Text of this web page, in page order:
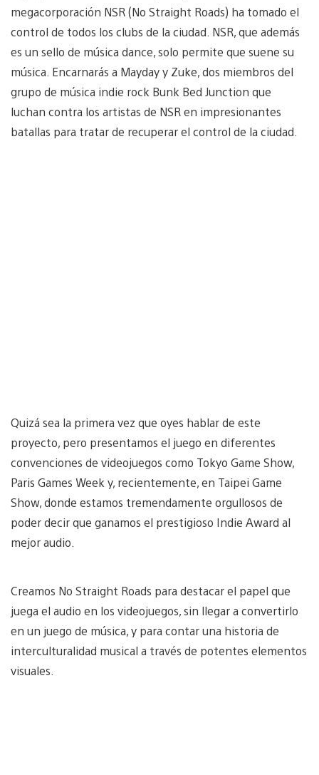
megacorporación NSR (No Straight Roads) ha tomado el
control de todos los clubs de la ciudad. NSR, que además
es un sello de música dance, solo permite que suene su
música. Encarnarás a Mayday y Zuke, dos miembros del
grupo de música indie rock Bunk Bed Junction que
luchan contra los artistas de NSR en impresionantes
batallas para tratar de recuperar el control de la ciudad.
Quizá sea la primera vez que oyes hablar de este
proyecto, pero presentamos el juego en diferentes
convenciones de videojuegos como Tokyo Game Show,
Paris Games Week y, recientemente, en Taipei Game
Show, donde estamos tremendamente orgullosos de
poder decir que ganamos el prestigioso Indie Award al
mejor audio.
Creamos No Straight Roads para destacar el papel que
juega el audio en los videojuegos, sin llegar a convertirlo
en un juego de música, y para contar una historia de
interculturalidad musical a través de potentes elementos
visuales.